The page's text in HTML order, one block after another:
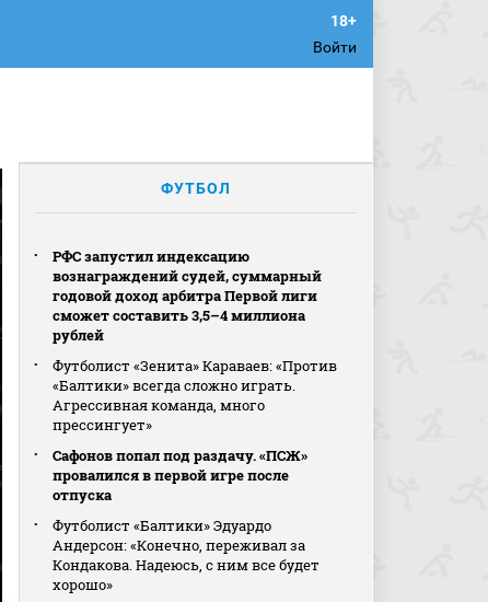
Войти
ФУТБОЛ
РФС запустил индексацию
вознаграждений судей, суммарный
годовой доход арбитра Первой лиги
сможет составить 3,5–4 миллиона
рублей
Футболист «Зенита» Караваев: «Против
«Балтики» всегда сложно играть.
Агрессивная команда, много
прессингует»
Сафонов попал под раздачу. «ПСЖ»
провалился в первой игре после
отпуска
Футболист «Балтики» Эдуардо
Андерсон: «Конечно, переживал за
Кондакова. Надеюсь, с ним все будет
хорошо»